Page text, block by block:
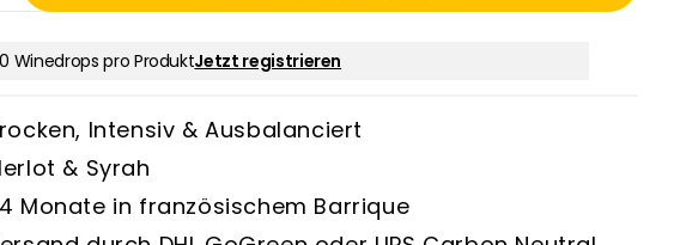
Winedrops pro ProduktJetzt registrieren
Intensiv & Ausbalanciert
& Syrah
Monate in französischem Barrique